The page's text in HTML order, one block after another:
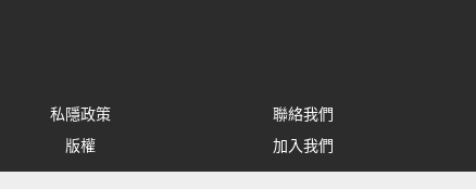
私隱政策
聯絡我們
版權 加入我們